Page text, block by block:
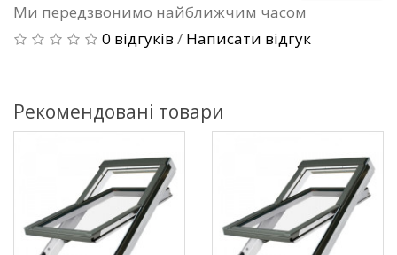
Ми передзвонимо найближчим часом
0 відгуків / Написати відгук
Рекомендовані товари